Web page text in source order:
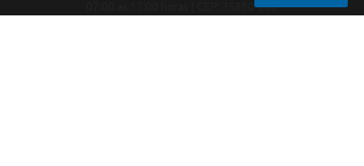
07:00 as 17:00 horas | CEP: 35850-000